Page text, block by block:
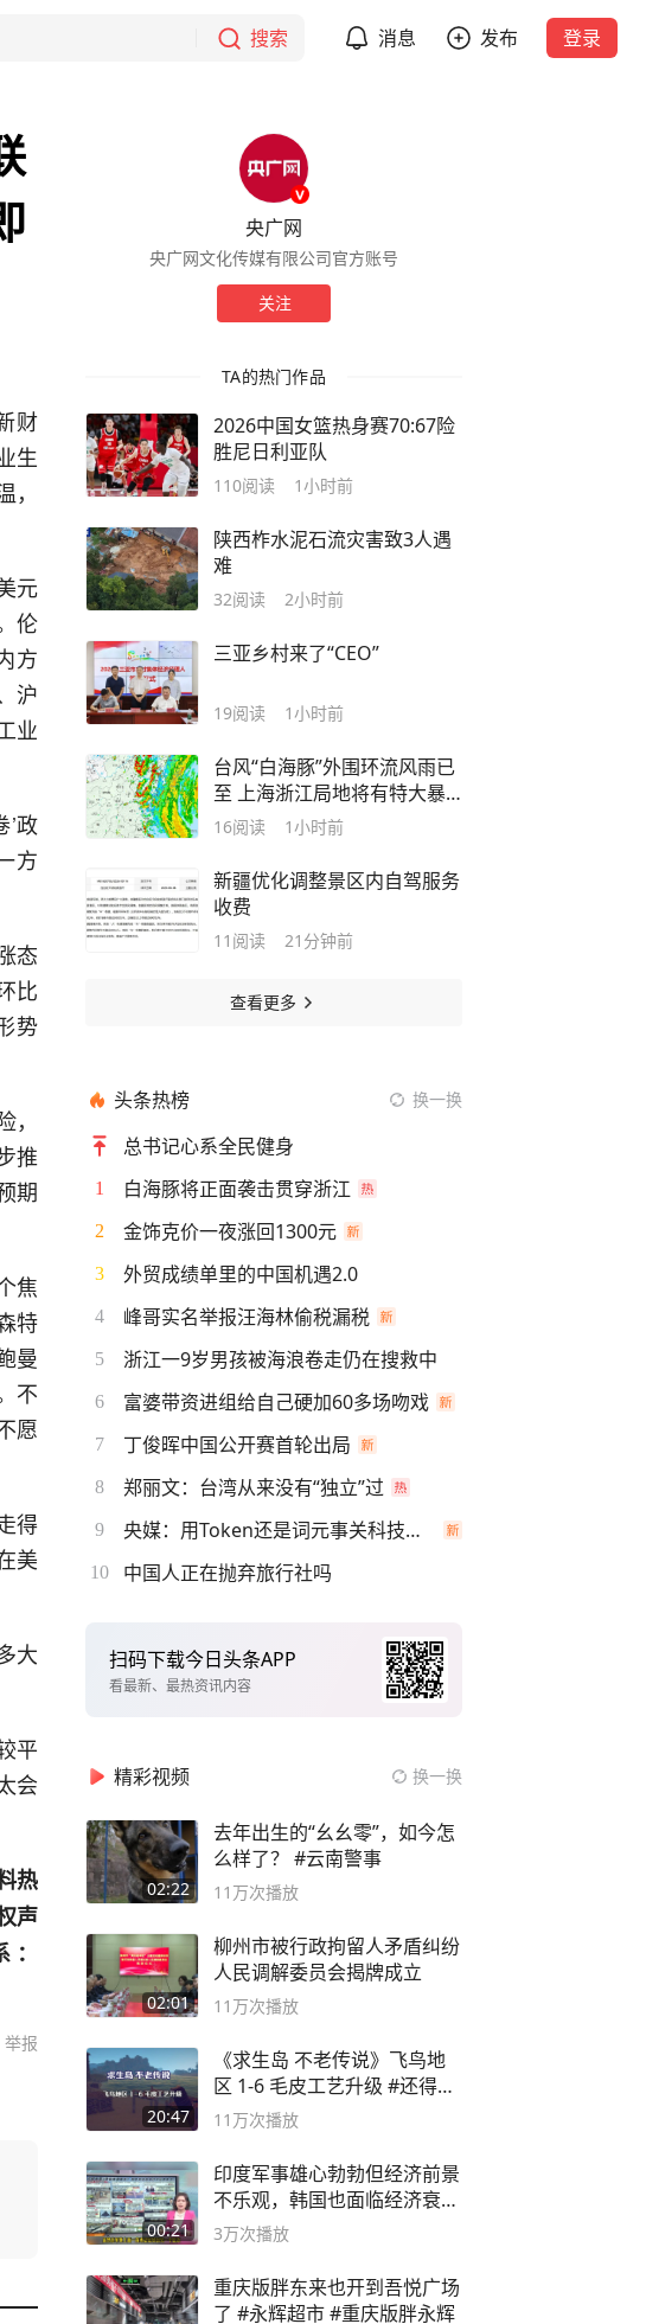
搜索 消息 发布 登录
财
生
元
伦
方
沪
业
政
方
态
比
势
推
期
焦
特
曼
不
愿
得
美
大
平
会
热
声
举报
央广网
央广网文化传媒有限公司官方账号
关注
TA的热门作品
2026中国女篮热身赛70:67险
胜尼日利亚队
110阅读 1小时前
陕西柞水泥石流灾害致3人遇
难
32阅读 2小时前
三亚乡村来了“CEO”
19阅读 1小时前
台风“白海豚”外围环流风雨已
至 上海浙江局地将有特大暴
雨
16阅读 1小时前
新疆优化调整景区内自驾服务
收费
11 阅读 21分钟前
查看更多
头条热榜 换一换
总书记心系全民健身
1 白海豚将正面袭击贯穿浙江
2 金饰克价一夜涨回1300元
3 外贸成绩单里的中国机遇2.0
4 峰哥实名举报汪海林偷税漏税
5 浙江一9岁男孩被海浪卷走仍在搜救中
6 富婆带资进组给自己硬加60多场吻戏
7 丁俊晖中国公开赛首轮出局
8 郑丽文：台湾从来没有“独立”过
9 央媒：用Token还是词元事关科技话语权
10 中国人正在抛弃旅行社吗
扫码下载今日头条APP
看最新、最热资讯内容
精彩视频 换一换
02:22
去年出生的“幺幺零”，如今怎
么样了？ #云南警事
11万次播放
02:01
柳州市被行政拘留人矛盾纠纷
人民调解委员会揭牌成立
11万次播放
20:47
《求生岛 不老传说》飞鸟地
区 1-6 毛皮工艺升级 #还得是
主机大作
11万次播放
00:21
印度军事雄心勃勃但经济前景
不乐观，韩国也面临经济衰退
风险
3万次播放
重庆版胖东来也开到吾悦广场
了 #永辉超市 #重庆版胖永辉